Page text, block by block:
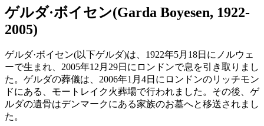
ゲルダ·ボイセン(Garda Boyesen, 1922-
2005)
ゲルダ·ボイセン(以下ゲルダ)は、1922年5月18日にノルウェ
ーで生まれ、2005年12月29日にロンドンで息を引き取りまし
た。ゲルダの葬儀は、2006年1月4日にロンドンのリッチモン
ドにある、モートレイク火葬場で行われました。その後、ゲ
ルダの遺骨はデンマークにある家族のお墓へと移送されまし
た。